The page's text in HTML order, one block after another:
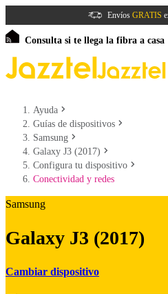
Envíos GRATIS
Consulta si te llega la fibra a casa
Ayuda
Guías de dispositivos
Samsung
Galaxy J3 (2017)
Configura tu dispositivo
Conectividad y redes
Samsung
Galaxy J3 (2017)
Cambiar dispositivo